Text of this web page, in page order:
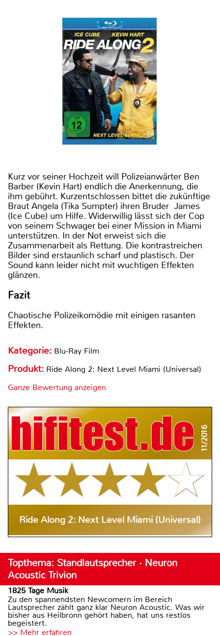
Kurz vor seiner Hochzeit will Polizeianwärter Ben
Barber (Kevin Hart) endlich die Anerkennung, die
ihm gebührt. Kurzentschlossen bittet die zukünftige
Braut Angela (Tika Sumpter) ihren Bruder James
(Ice Cube) um Hilfe. Widerwillig lässt sich der Cop
von seinem Schwager bei einer Mission in Miami
unterstützen. In der Not erweist sich die
Zusammenarbeit als Rettung. Die kontrastreichen
Bilder sind erstaunlich scharf und plastisch. Der
Sound kann leider nicht mit wuchtigen Effekten
glänzen.
Fazit
Chaotische Polizeikomödie mit einigen rasanten
Effekten.
Kategorie: Blu-Ray Film
Produkt: Ride Along 2: Next Level Miami (Universal)
Ganze Bewertung anzeigen
11/2016
Ride Along 2: Next Level Miami (Universal)
Topthema: Standlautsprecher · Neuron
Acoustic Trivion
1825 Tage Musik
Zu den spannendsten Newcomern im Bereich
Lautsprecher zählt ganz klar Neuron Acoustic. Was wir
bisher aus Heilbronn gehört haben, hat uns restlos
begeistert.
>> Mehr erfahren